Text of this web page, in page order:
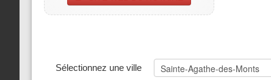
Sélectionnez une ville